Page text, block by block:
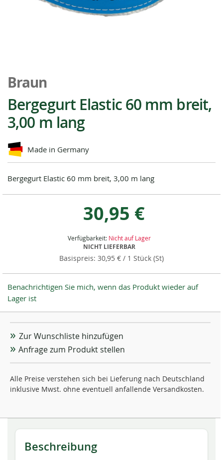
Anfang
der
Bildgalerie
springen
Braun
Bergegurt Elastic 60 mm breit,
3,00 m lang
Made in Germany
Bergegurt Elastic 60 mm breit, 3,00 m lang
30,95 €
30,95 € / 1 Stück (St)
Verfügbarkeit: Nicht auf Lager
NICHT LIEFERBAR
Benachrichtigen Sie mich, wenn das Produkt wieder auf
Lager ist
Zur Wunschliste hinzufügen
Anfrage zum Produkt stellen
Alle Preise verstehen sich bei Lieferung nach Deutschland
inklusive Mwst. ohne eventuell anfallende Versandkosten.
Beschreibung